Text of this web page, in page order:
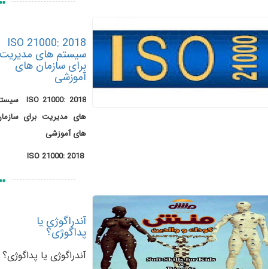
ISO 21000: 2018
سیستم های مدیریت
برای سازمان های
آموزشی
ISO 21000: 2018 سیستم
های مدیریت برای سازمان
های آموزشی
ISO 21000: 2018
آندراگوژی یا
پداگوژی؟
آندراگوژی یا پداگوژی؟